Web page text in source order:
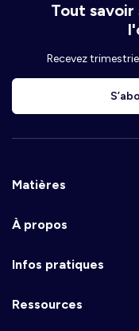
Tout savoir
Recevez
Matières
À propos
Infos pratiques
Ressources